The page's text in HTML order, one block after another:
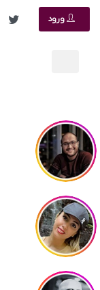
ورود